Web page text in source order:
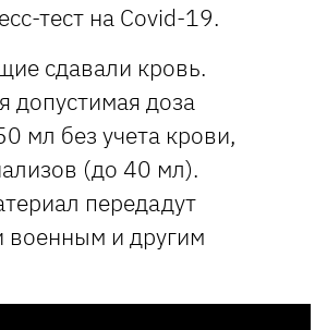
тест на Covid-19.
сдавали кровь.
допустимая доза
мл без учета крови,
(до 40 мл).
передадут
военным и другим